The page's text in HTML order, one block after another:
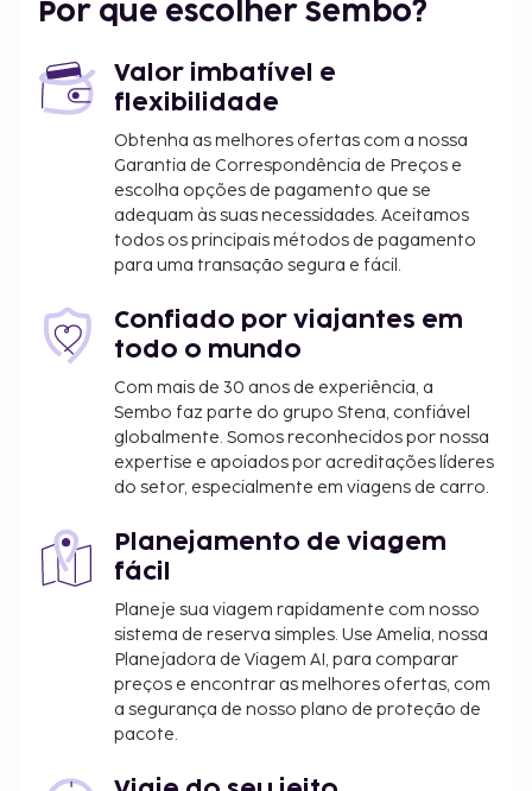
O alojamento irá solicitar-lhe o pagamento dos
aplicáveis:
Será cobrada uma taxa de imposto
local/municipal de 10.00 %.
Incluímos todas as taxas que o alojamento nos
As crianças não pagam quando dormem no
quarto dos pais ou tutor, utilizando a(s) cama(s)
Disponibilização de opções de pagamento sem
numerário em todas as transações.
Por que escolher Sembo?
Valor imbatível e
flexibilidade
Obtenha as melhores ofertas com a nossa
Garantia de Correspondência de Preços e
escolha opções de pagamento que se
adequam às suas necessidades. Aceitamos
todos os principais métodos de pagamento
para uma transação segura e fácil.
Confiado por viajantes em
todo o mundo
Com mais de 30 anos de experiência, a
Sembo faz parte do grupo Stena, confiável
globalmente. Somos reconhecidos por nossa
expertise e apoiados por acreditações líderes
do setor, especialmente em viagens de carro.
Planejamento de viagem
fácil
Planeje sua viagem rapidamente com nosso
sistema de reserva simples. Use Amelia, nossa
Planejadora de Viagem AI, para comparar
preços e encontrar as melhores ofertas, com
a segurança de nosso plano de proteção de
pacote.